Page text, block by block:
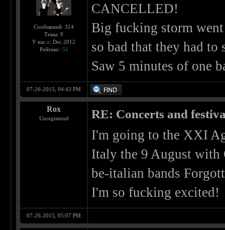
Сообщений: 314
Темы: 9
У нас с: Dec 2012
Рейтинг: 51
CANCELLED!
Big fucking storm
so bad that they had to
Saw 5 minutes of one
07-26-2015, 04:43 PM
Rox
Unregistered RE: Concerts and
I'm going to the XXI
Italy the 9 August
be-italian bands
I'm so fucking excited!
07-26-2015, 05:07 PM